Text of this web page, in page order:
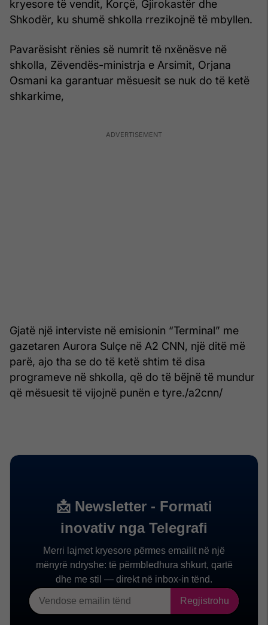
kryesore të vendit, Korçë, Gjirokastër dhe
Shkodër, ku shumë shkolla rrezikojnë të mbyllen.
Pavarësisht rënies së numrit të nxënësve në
shkolla, Zëvendës-ministrja e Arsimit, Orjana
Osmani ka garantuar mësuesit se nuk do të ketë
shkarkime,
Gjatë një interviste në emisionin “Terminal” me
gazetaren Aurora Sulçe në A2 CNN, një ditë më
parë, ajo tha se do të ketë shtim të disa
programeve në shkolla, që do të bëjnë të mundur
që mësuesit të vijojnë punën e tyre./a2cnn/